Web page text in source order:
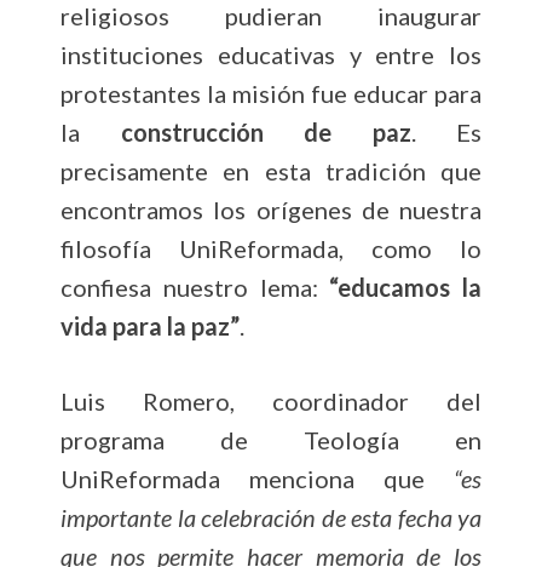
religiosos pudieran inaugurar
instituciones educativas y entre los
protestantes la misión fue educar para
la construcción de paz. Es
precisamente en esta tradición que
encontramos los orígenes de nuestra
filosofía UniReformada, como lo
confiesa nuestro lema: “educamos la
vida para la paz”.
Luis Romero, coordinador del
programa de Teología en
UniReformada menciona que “es
importante la celebración de esta fecha ya
que nos permite hacer memoria de los